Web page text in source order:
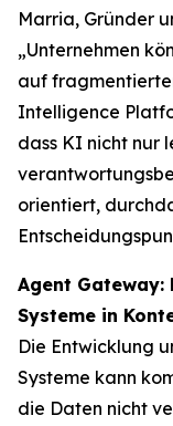
Marria, Gründer
„Unternehmen
auf
Intelligence
dass KI nicht nur
orientiert,
Agent
Systeme in
Die Entwicklung
Systeme kann
die Daten nicht